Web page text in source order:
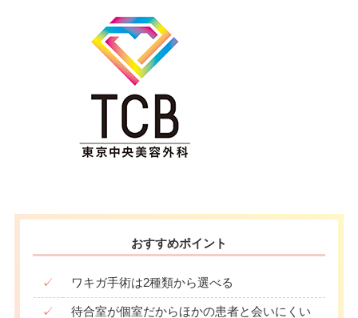
おすすめポイント
✓ ワキガ手術は2種類から選べる
✓ 待合室が個室だからほかの患者と会いにくい